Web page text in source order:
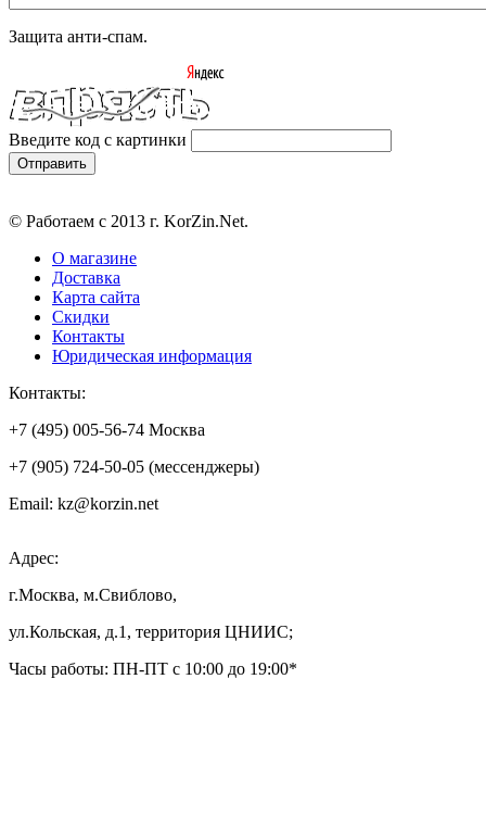
Защита анти-спам.
Введите код с картинки
© Работаем с 2013 г. KorZin.Net.
О магазине
Доставка
Карта сайта
Скидки
Контакты
Юридическая информация
Контакты:
+7 (495) 005-56-74 Москва
+7 (905) 724-50-05 (мессенджеры)
Email: kz@korzin.net
Адрес:
г.Москва, м.Свиблово,
ул.Кольская, д.1, территория ЦНИИС;
Часы работы: ПН-ПТ с 10:00 до 19:00*